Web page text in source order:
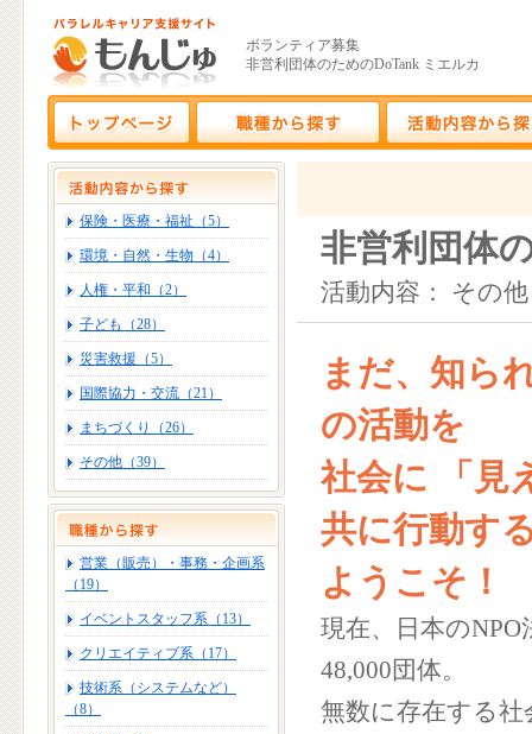
ボランティア募集
非営利団体のためのDoTank ミエルカ
保険・医療・福祉（5）
環境・自然・生物（4）
人権・平和（2）
子ども（28）
災害救援（5）
国際協力・交流（21）
まちづくり（26）
その他（39）
営業（販売）・事務・企画系
（19）
イベントスタッフ系（13）
クリエイティブ系（17）
技術系（システムなど）
（8）
非営利団体
活動内容： その他
まだ、知ら
の活動を
社会に 「見
共に行動す
ようこそ！
現在、日本の
48,000団体。
無数に存在する